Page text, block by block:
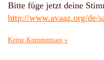
Bitte füge jetzt deine
http://www.avaaz.org/de/
Keine Kommentare »